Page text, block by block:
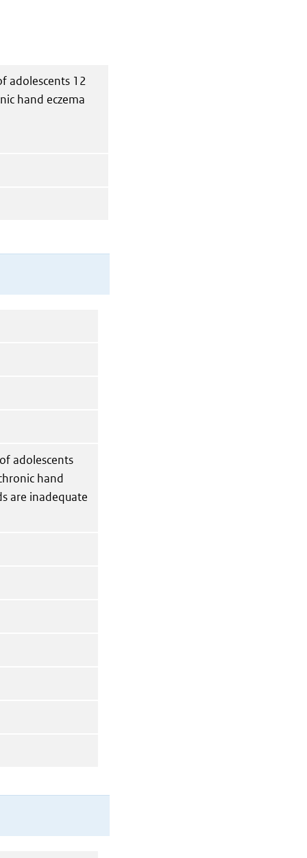
adolescents 12
hand eczema
adolescents
hand
are inadequate